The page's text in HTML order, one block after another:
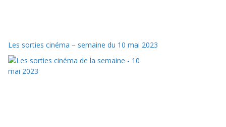
Les sorties cinéma – semaine du 10 mai 2023